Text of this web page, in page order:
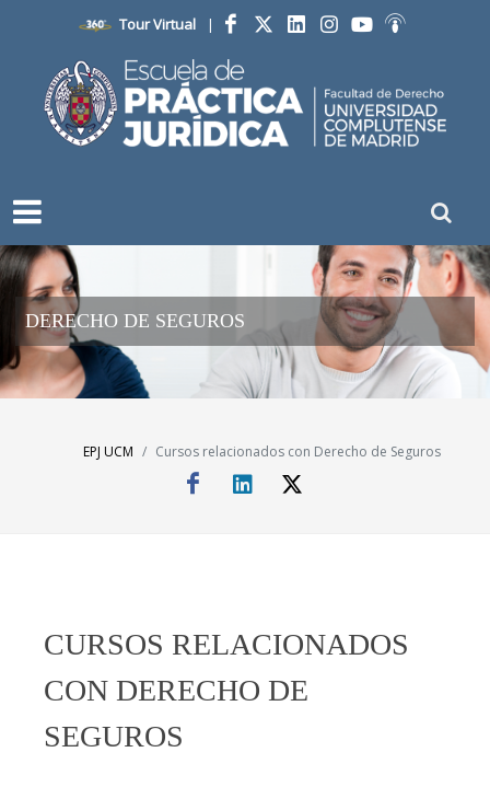
Tour Virtual |
Facebook
DERECHO DE SEGUROS
EPJ UCM Cursos relacionados con Derecho de Seguros
CURSOS RELACIONADOS
CON DERECHO DE
SEGUROS